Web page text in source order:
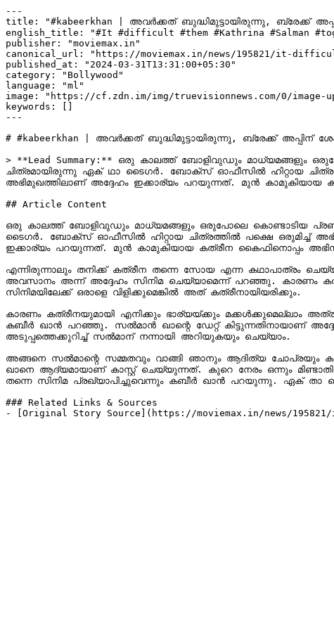
---
title: "#kabeerkhan | അവര്‍ക്കത് ബുദ്ധിമുട്ടായിരുന്നു, ബ്രേക്ക്
english_title: "#It #difficult #them #Kathrina #Salman
publisher: "moviemax.in"
canonical_url: "https://moviemax.in/news/195821/it-
published_at: "2024-03-31T13:31:00+05:30"
category: "Bollywood"
language: "ml"
image: "https://cf.zdn.im/img/truevisionnews.com/0/image-
keywords: []
---
# #kabeerkhan | അവര്‍ക്കത് ബുദ്ധിമുട്ടായിരുന്നു, ബ്രേക്ക് അപ്പിന്
> **Lead Summary:** ഒരു കാലത്ത് ബോളിവുഡും മാധ്യമങ്ങളും
ചിത്രമായിരുന്നു ഏക് ഥാ ടൈഗര്‍. ബോക്‌സ് ഓഫീസില്‍ ഹിറ്റായ ചിത്രത്തില്‍ പക്ഷെ ഒരുമിച്ച് അഭിനയിക്കാന്‍ ഇരുവര്‍ക്കും ബുദ്ധിമുട്ടായിരുന്നു എന്ന് പറയുയാണ് സംവിധായകനായ കബീര്‍ ഖാന്‍. ഒരു
അഭിമുഖത്തിലാണ് അദ്ദേഹം ഇക്കാര്യം പറയുന്നത്. മുന്‍ കാമുകിയായ
## Article Content
ഒരു കാലത്ത് ബോളിവുഡും മാധ്യമങ്ങളും ഒരുപോലെ കൊണ്ടാടിയ
ടൈഗര്‍. ബോക്‌സ് ഓഫീസില്‍ ഹിറ്റായ ചിത്രത്തില്‍ പക്ഷെ ഒരുമിച്ച് അഭിനയിക്കാന്‍ ഇരുവര്‍ക്കും ബുദ്ധിമുട്ടായിരുന്നു എന്ന് പറയുയാണ് സംവിധായകനായ കബീര്‍ ഖാന്‍. ഒരു അഭിമുഖത്തിലാണ് അദ്ദേഹം
ഇക്കാര്യം പറയുന്നത്. മുന്‍ കാമുകിയായ കത്രീന കൈഫിനൊപ്പം
എന്നിരുന്നാലും തനിക്ക് കത്രീന തന്നെ സോയ എന്ന കഥാപാത്രം
അവസാനം അന്ന് അദ്ദേഹം സിനിമ ചെയ്യാമെന്ന് പറഞ്ഞു. കാരണം
സിനിമയിലേക്ക് ഒരാളെ വിളിക്കുമെങ്കില്‍ അത് കത്രീനായിയരിക്കും.
കാരണം കത്രീനയുമായി എനിക്കും ഭാര്യയ്ക്കും മക്കള്‍ക്കുമെല്ലാം
കബീര്‍ ഖാന്‍ പറഞ്ഞു. സല്‍മാന്‍ ഖാന്റെ ഡേറ്റ് കിട്ടുന്നതിനായാണ്
അടുപ്പത്തെക്കുറിച്ച് സല്‍മാന് നന്നായി അറിയുകയും ചെയ്യാം.
അങ്ങനെ സല്‍മാന്റെ സമ്മതവും വാങ്ങി ഞാനും ആദിത്യ ചോപ്രയും കൂടെ തിരിച്ച് അപാര്‍ട്‌മെന്റിലേക്ക് വന്നുകൊണ്ടിരിക്കുകയാണ്.ഞങ്ങള്‍ രണ്ട് പേരും കുറെ
ഖാനെ ആദ്യമായാണ് കാസ്റ്റ് ചെയ്യുന്നത്. കുറെ നേരം ഒന്നും
തന്നെ സിനിമ പ്രഖ്യാപിച്ചുവെന്നും കബീര്‍ ഖാന്‍ പറയുന്നു. ഏക് താ ടൈഗര്‍ വലിയ ഹിറ്റായിരുന്നു. ഇന്ത്യന്‍
### Related Links & Sources
- [Original Story Source](https://moviemax.in/news/